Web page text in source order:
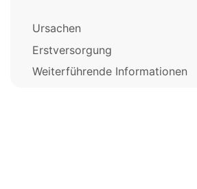
Ursachen
Erstversorgung
Weiterführende Informationen